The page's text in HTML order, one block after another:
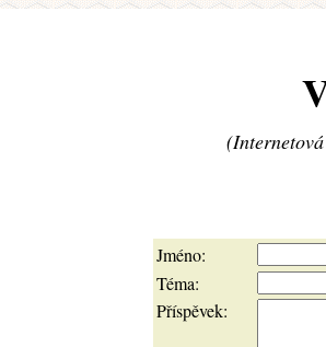
Jméno:
Téma:
Příspěvek: